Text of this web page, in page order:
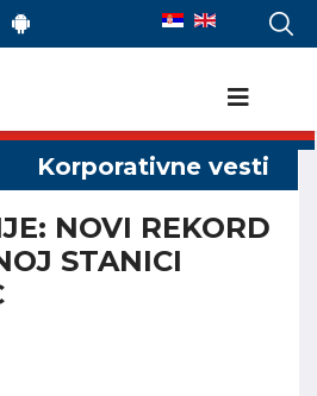
NOVI REKORD
STANICI